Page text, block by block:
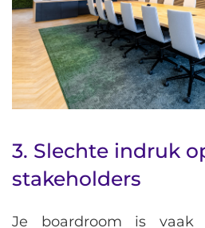
3. Slechte indruk
stakeholders
Je boardroom is